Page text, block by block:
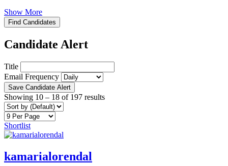
Show More
Find Candidates
Candidate Alert
Title
Email Frequency
Save Candidate Alert
Showing 10 – 18 of 197 results
Shortlist
kamarialorendal